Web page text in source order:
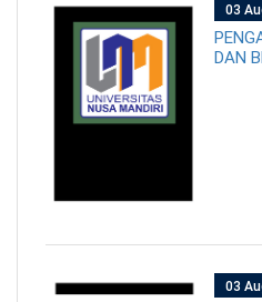
03
DAN
03